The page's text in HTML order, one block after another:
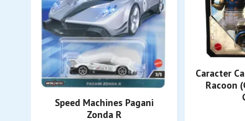
Speed Machines Pagani
Zonda R
Caracter
Racoon